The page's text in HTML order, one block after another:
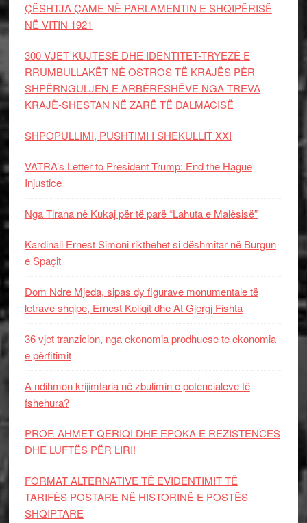
ÇËSHTJA ÇAME NË PARLAMENTIN E SHQIPËRISË
NË VITIN 1921
300 VJET KUJTESË DHE IDENTITET-TRYEZË E
RRUMBULLAKËT NË OSTROS TË KRAJËS PËR
SHPËRNGULJEN E ARBËRESHËVE NGA TREVA
KRAJË-SHESTAN NË ZARË TË DALMACISË
SHPOPULLIMI, PUSHTIMI I SHEKULLIT XXI
VATRA’s Letter to President Trump: End the Hague
Injustice
Nga Tirana në Kukaj për të parë “Lahuta e Malësisë”
Kardinali Ernest Simoni rikthehet si dëshmitar në Burgun
e Spaçit
Dom Ndre Mjeda, sipas dy figurave monumentale të
letrave shqipe, Ernest Koliqit dhe At Gjergj Fishta
36 vjet tranzicion, nga ekonomia prodhuese te ekonomia
e përfitimit
A ndihmon krijimtaria në zbulimin e potencialeve të
fshehura?
PROF. AHMET QERIQI DHE EPOKA E REZISTENCЁS
DHE LUFTЁS PЁR LIRI!
FORMAT ALTERNATIVE TË EVIDENTIMIT TË
TARIFËS POSTARE NË HISTORINË E POSTËS
SHQIPTARE